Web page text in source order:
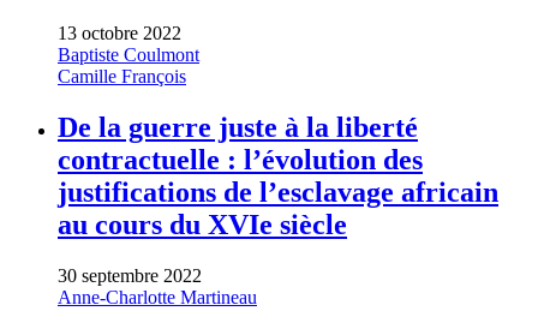
13 octobre 2022
Baptiste Coulmont
Camille François
De la guerre juste à la liberté
contractuelle : l’évolution des
justifications de l’esclavage africain
au cours du XVIe siècle
30 septembre 2022
Anne-Charlotte Martineau